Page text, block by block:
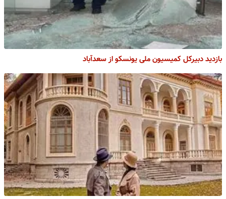
بازدید دبیرکل کمیسیون ملی یونسکو از سعدآباد